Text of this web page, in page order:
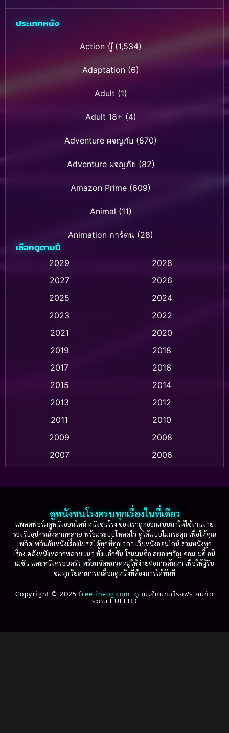
ประเภทหนัง
Action บู๊(1,534)
Adaptation (6)
Adult (1)
Adult 18+ (4)
Adventure ผจญภัย (870)
Adventure ผจญภัย (82)
Amazon Prime (609)
Animal (11)
Animation การ์ตูน (28)
Animation การ์ตูน (235)
Animation การ์ตูน (32)
Animation แอนิเมชัน (1)
Animation แอนิเมชั่น (1)
Based on a True Story เรื่องจริง(36)
Based on Novel(16)
Betrayal(1)
Biography(3)
Biography ชีวประวัติ (61)
เลือกดูตามปี
2029
2028
2027
2026
2025
2024
2023
2022
2021
2020
2019
2018
2017
2016
2015
2014
2013
2012
2011
2010
2009
2008
2007
2006
2003
2002
2001
2000
1999
1998
1997
1996
1995
1994
1993
1992
1991
1990
ดูหนังชนโรงครบทุกเรื่องในที่เดียว
แพลตฟอร์มดูหนังออนไลน์ หนังชนโรง ของเราถูกออกแบบมาให้ใช้งานง่าย
รองรับอุปกรณ์หลากหลาย พร้อมระบบโหลดไว ดูได้แบบไม่กระตุก เพื่อให้คุณ
เพลิดเพลินกับหนังเรื่องโปรดได้ทุกที่ทุกเวลา เว็บหนังออนไลน์ รวมหนังทุก
เรื่อง คลังหนังหลากหลายแนว ทั้งแอ็กชัน โรแมนติก สยองขวัญ คอมเมดี้ อนิ
เมชัน และหนังครอบครัว พร้อมจัดหมวดหมู่ให้ง่ายต่อการค้นหา เพื่อให้ผู้รับ
ชมทุกวัยสามารถเลือกดูหนังที่ต้องการได้ทันที
Copyright © 2025freelinebg.com ดูหนังใหม่ชนโรงฟรี คมชัด
ระดับ FULLHD